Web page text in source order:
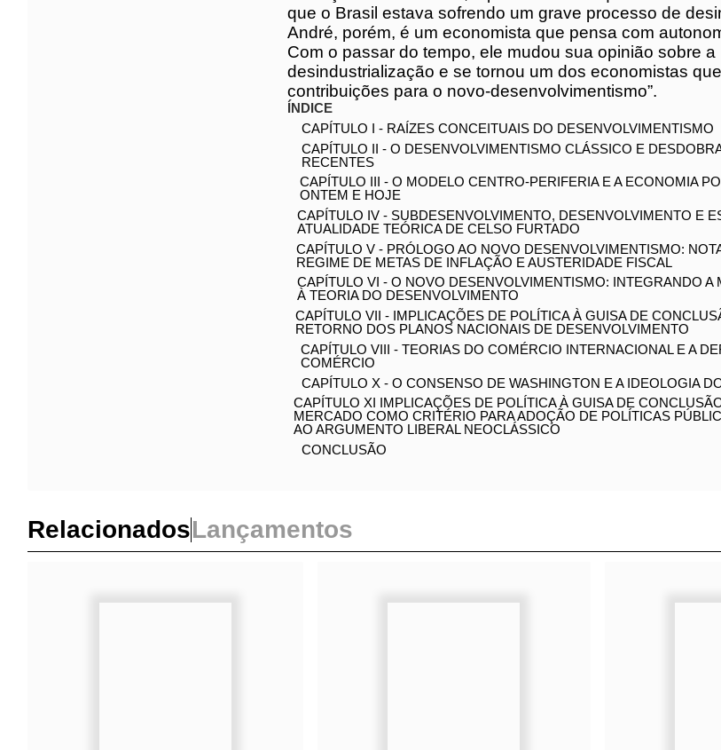
que eu então estava começando a defender, a
que estava desenvolvendo, de que o Brasil estava
grave processo de desindustrialização. André,
economista que pensa com autonomia e clareza.
do tempo, ele mudou sua opinião sobre a
se tornou um dos economistas que mais tem feito
para o novo-desenvolvimentismo”.
ÍNDICE
CAPÍTULO I - RAÍZES CONCEITUAIS DO DESENVOLVIMENTISMO
CAPÍTULO II - O DESENVOLVIMENTISMO CLÁSSICO E
RECENTES
CAPÍTULO III - O MODELO CENTRO-PERIFERIA E A
CEPAL: ONTEM E HOJE
CAPÍTULO IV - SUBDESENVOLVIMENTO, DESENVOLVIMENTO E
ATUALIDADE TEÓRICA DE CELSO FURTADO
CAPÍTULO V - PRÓLOGO AO NOVO DESENVOLVIMENTISMO:
REGIME DE METAS DE INFLAÇÃO E AUSTERIDADE FISCAL
CAPÍTULO VI - O NOVO DESENVOLVIMENTISMO:
MACROECONOMIA À TEORIA DO DESENVOLVIMENTO
CAPÍTULO VII - IMPLICAÇÕES DE POLÍTICA À GUISA DE
DEFESA DO RETORNO DOS PLANOS NACIONAIS DE
CAPÍTULO VIII - TEORIAS DO COMÉRCIO INTERNACIONAL E A
COMÉRCIO
CAPÍTULO X - O CONSENSO DE WASHINGTON E A IDEOLOGIA
NEOLIBERALISMO
CAPÍTULO XI IMPLICAÇÕES DE POLÍTICA À GUISA DE